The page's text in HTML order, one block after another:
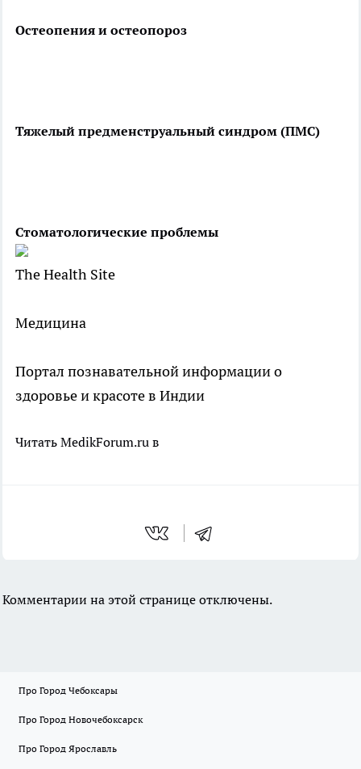
Остеопения и остеопороз
Тяжелый предменструальный синдром (ПМС)
Стоматологические проблемы
The Health Site
Медицина
Портал познавательной информации о
здоровье и красоте в Индии
Читать MedikForum.ru в
Комментарии на этой странице отключены.
Про Город Чебоксары
Про Город Новочебоксарск
Про Город Ярославль